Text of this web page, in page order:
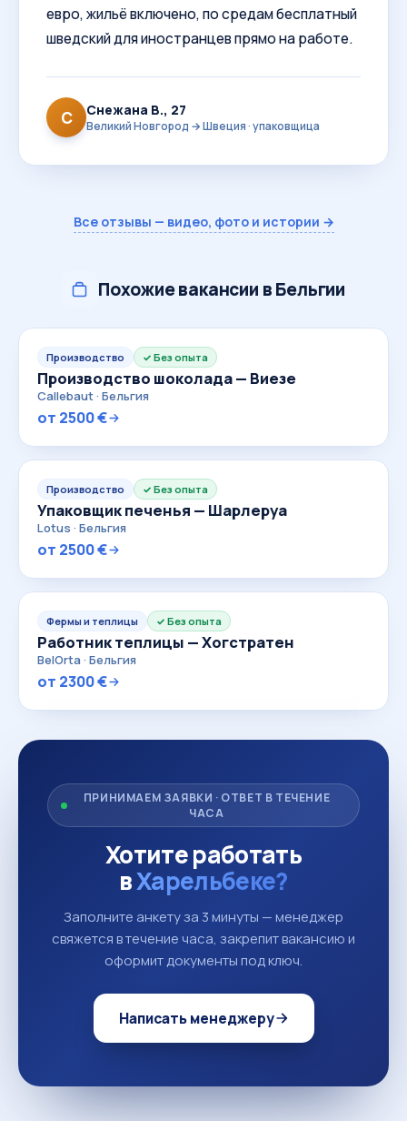
евро, жильё включено, по средам бесплатный
шведский для иностранцев прямо на работе.
С Снежана В., 27
Великий Новгород → Швеция · упаковщица
Все отзывы — видео, фото и истории →
Похожие вакансии в Бельгии
Производство Без опыта
Производство шоколада — Виезе
Callebaut · Бельгия
от 2500 €
Производство Без опыта
Упаковщик печенья — Шарлеруа
Lotus · Бельгия
от 2500 €
Фермы и теплицы Без опыта
Работник теплицы — Хогстратен
BelOrta · Бельгия
от 2300 €
ПРИНИМАЕМ ЗАЯВКИ · ОТВЕТ В ТЕЧЕНИЕ
ЧАСА
Хотите работать
вХарельбеке?
Заполните анкету за 3 минуты — менеджер
свяжется в течение часа, закрепит вакансию и
оформит документы под ключ.
Написать менеджеру